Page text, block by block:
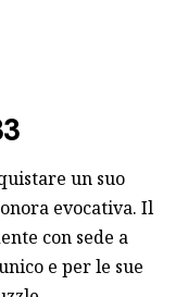
un suo
evocativa. Il
con sede a
e per le sue